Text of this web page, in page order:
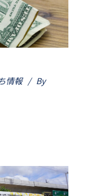
情報
By